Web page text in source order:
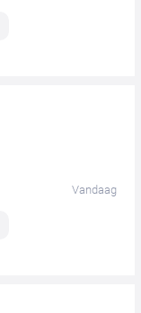
Vandaag